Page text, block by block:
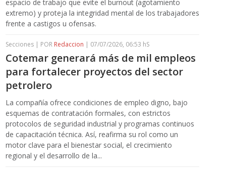
espacio de trabajo que evite el burnout (agotamiento
extremo) y proteja la integridad mental de los trabajadores
frente a castigos u ofensas.
Secciones | POR Redaccion | 07/07/2026, 06:53 hS
Cotemar generará más de mil empleos
para fortalecer proyectos del sector
petrolero
La compañía ofrece condiciones de empleo digno, bajo
esquemas de contratación formales, con estrictos
protocolos de seguridad industrial y programas continuos
de capacitación técnica. Así, reafirma su rol como un
motor clave para el bienestar social, el crecimiento
regional y el desarrollo de la...